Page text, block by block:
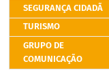
SEGURANÇA CIDADÃ
TURISMO
GRUPO DE
COMUNICAÇÃO